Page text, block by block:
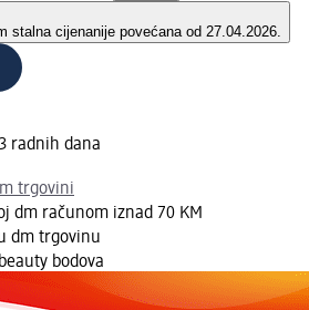
stalna cijenanije povećana od 27.04.2026.
radnih dana
trgovini
dm računom iznad 70 KM
dm trgovinu
bodova